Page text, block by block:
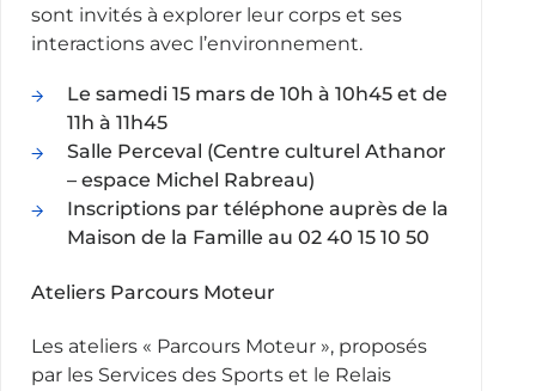
sont invités à explorer leur corps et ses
interactions avec l’environnement.
Le samedi 15 mars de 10h à 10h45 et de
11h à 11h45
Salle Perceval (Centre culturel Athanor
– espace Michel Rabreau)
Inscriptions par téléphone auprès de la
Maison de la Famille au 02 40 15 10 50
Ateliers Parcours Moteur
Les ateliers « Parcours Moteur », proposés
par les Services des Sports et le Relais